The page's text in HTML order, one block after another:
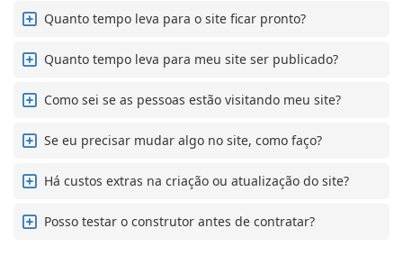
Quanto tempo leva para o site ficar pronto?
Quanto tempo leva para meu site ser publicado?
Como sei se as pessoas estão visitando meu site?
Se eu precisar mudar algo no site, como faço?
Há custos extras na criação ou atualização do site?
Posso testar o construtor antes de contratar?